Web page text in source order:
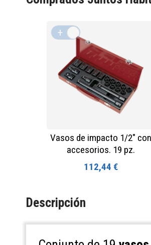
Vasos de impacto 1/2" con
accesorios. 19 pz.
112,44 €
+
Descripción